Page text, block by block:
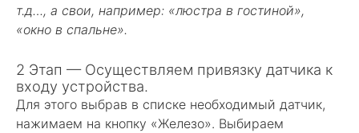
т.д…, а свои, например: «люстра в гостиной»,
«окно в спальне».
2 Этап — Осуществляем привязку датчика к
входу устройства.
Для этого выбрав в списке необходимый датчик,
нажимаем на кнопку «Железо». Выбираем